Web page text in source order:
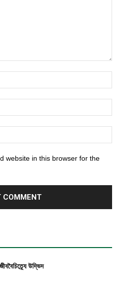
website in this browser for the
উদ্ভিদ